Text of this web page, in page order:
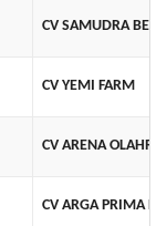
CV SAMUDRA
CV YEMI FARM
CV ARENA
CV ARGA PRIMA